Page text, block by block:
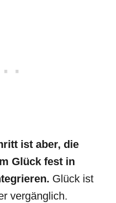
ist aber, die
Glück fest in
Glück ist
vergänglich.